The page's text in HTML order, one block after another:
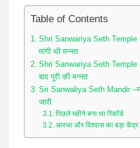
Table of Contents
Shri Sanwariya Seth Temple
मांगी थी मन्नत
Shri Sanwariya Seth
बाद पूरी की मन्नत
Sri Sanwaliya Seth Mandir
जारी
पिछले महीने बना था रिकॉर्ड
आस्था और विश्वास का बड़ा केंद्र